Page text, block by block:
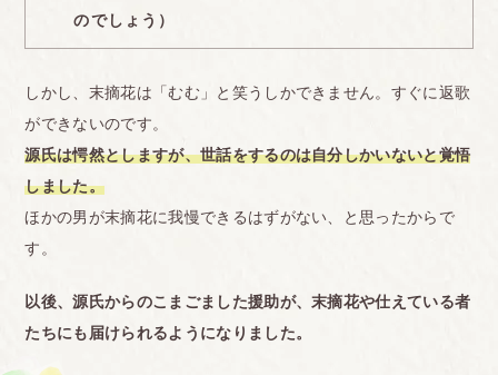
のでしょう）
しかし、末摘花は「むむ」と笑うしかできません。すぐに返歌
ができないのです。
源氏は愕然としますが、世話をするのは自分しかいないと覚悟
しました。
ほかの男が末摘花に我慢できるはずがない、と思ったからで
す。
以後、源氏からのこまごました援助が、末摘花や仕えている者
たちにも届けられるようになりました。